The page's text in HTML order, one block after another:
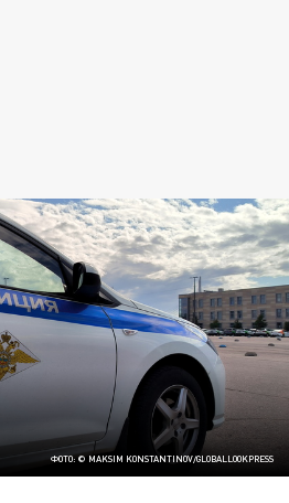
ФОТО: © MAKSIM KONSTANTINOV/GLOBALLOOKPRESS